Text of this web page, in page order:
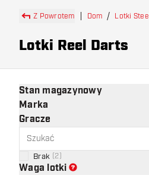
Z Powrotem Dom Lotki Steel
Lotki Reel Darts
Stan magazynowy
Marka
Gracze
Brak 2
Waga lotki